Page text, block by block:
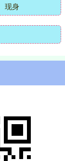
现身